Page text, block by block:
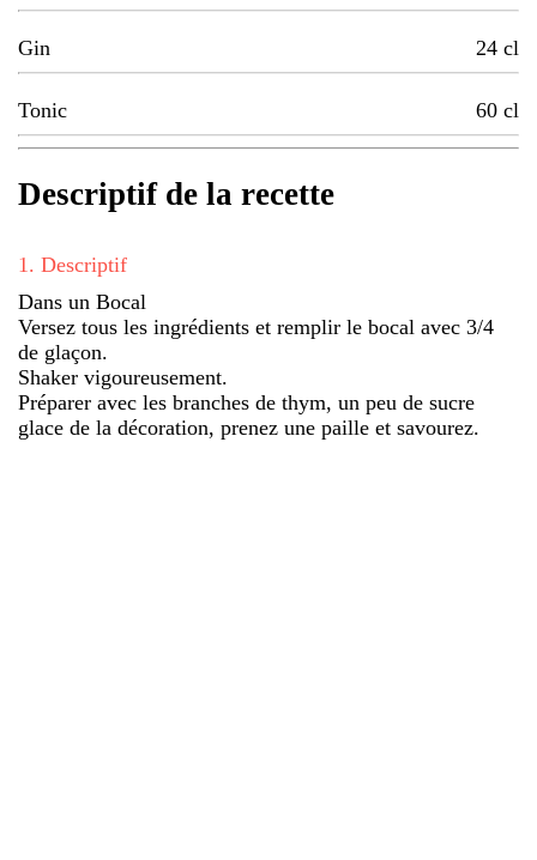
Gin 24 cl
Tonic 60 cl
Descriptif de la recette
1 . Descriptif
Dans un Bocal
Versez tous les ingrédients et remplir le bocal avec 3/4
de glaçon.
Shaker vigoureusement.
Préparer avec les branches de thym, un peu de sucre
glace de la décoration, prenez une paille et savourez.